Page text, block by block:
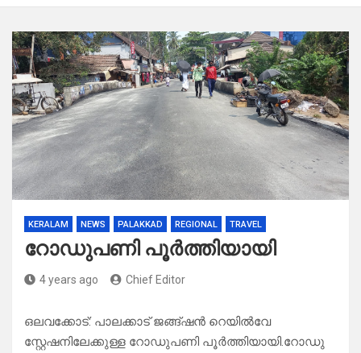
KERALAM NEWS PALAKKAD REGIONAL TRAVEL
റോഡുപണി പൂർത്തിയായി
4 years ago Chief Editor
ഒലവക്കോട്: പാലക്കാട് ജങ്ങ്ഷൻ റെയിൽവേ
സ്റ്റേഷനിലേക്കുള്ള റോഡുപണി പൂർത്തിയായി.റോഡു